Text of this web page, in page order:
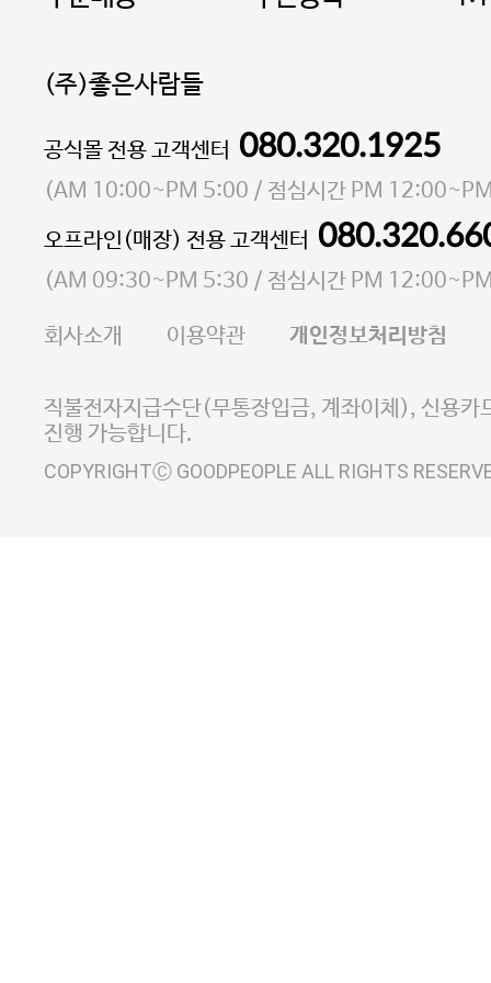
(주)좋은사람들
대표 이성현,박영환| 개인정보관리책임자 김상현
소재지 서울특별시 마포구 마포대로4다길 41 마포
통신판매업 신고번호 2023-서울마포-3931호
사업자등록번호 105-81-58242
E-MAIL goodpeople@gpin.co.kr
사업자정보확인
이니시스 에스크로 서비
공식몰 전용 고객센터 080.320.1925
(AM 10:00~PM 5:00 / 점심시간 PM
오프라인(매장) 전용 고객센터
(AM 09:30~PM 5:30 / 점심시간 PM
회사소개 이용약관 개인정보처리방침
직불전자지급수단(무통장입금, 계좌이체), 신용카
진행 가능합니다.
COPYRIGHTⒸ GOODPEOPLE ALL RIGHTS